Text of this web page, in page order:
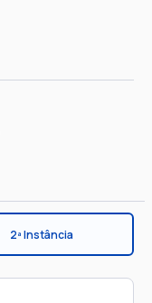
2ª Instância